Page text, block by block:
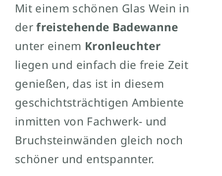
Mit einem schönen Glas Wein in
derfreistehende Badewanne
unter einem Kronleuchter
liegen und einfach die freie Zeit
genießen, das ist in diesem
geschichts­trächtigen Ambiente
inmitten von Fachwerk- und
Bruchstein­wänden gleich noch
schöner und entspannter.